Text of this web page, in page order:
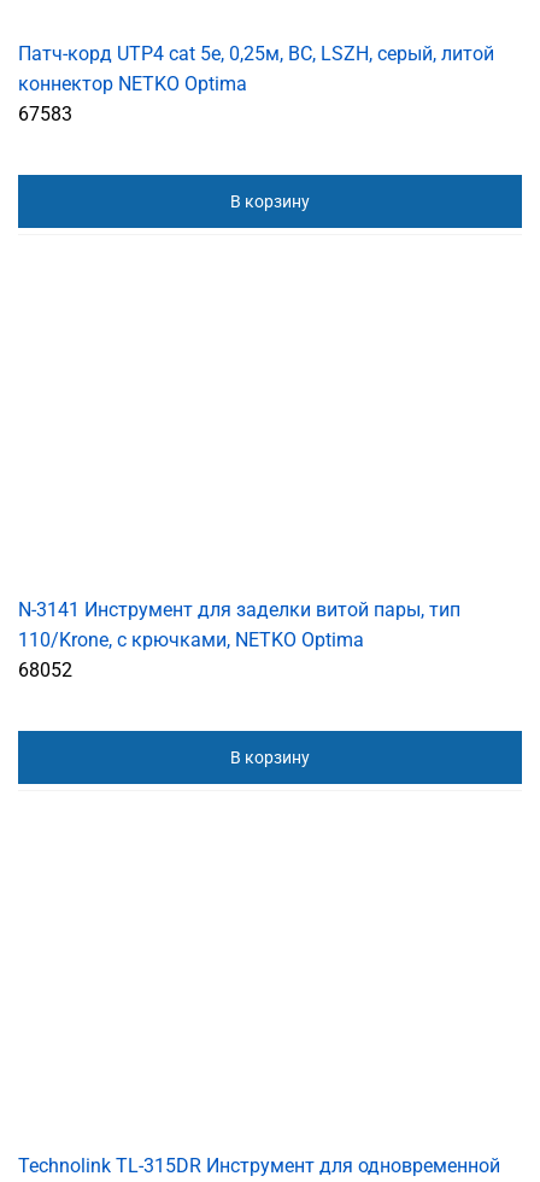
Патч-корд UTP4 cat 5e, 0,25м, ВС, LSZH, серый, литой
коннектор NETKO Optima
67583
В корзину
N-3141 Инструмент для заделки витой пары, тип
110/Krone, с крючками, NETKO Optima
68052
В корзину
Technolink TL-315DR Инструмент для одновременной